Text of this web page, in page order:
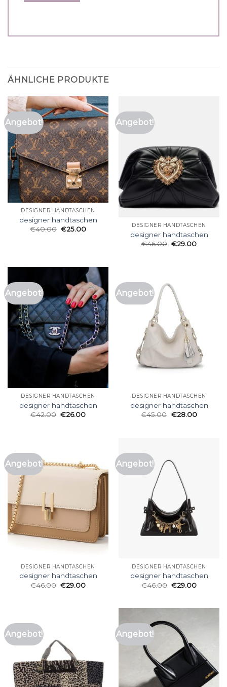
ÄHNLICHE PRODUKTE
Angebot!
DESIGNER HANDTASCHEN
designer handtaschen
€40.00 €25.00
Angebot!
DESIGNER HANDTASCHEN
designer handtaschen
€46.00 €29.00
Angebot!
DESIGNER HANDTASCHEN
designer handtaschen
€42.00 €26.00
Angebot!
DESIGNER HANDTASCHEN
designer handtaschen
€45.00 €28.00
Angebot!
DESIGNER HANDTASCHEN
designer handtaschen
€46.00 €29.00
Angebot!
DESIGNER HANDTASCHEN
designer handtaschen
€46.00 €29.00
Angebot! Angebot!